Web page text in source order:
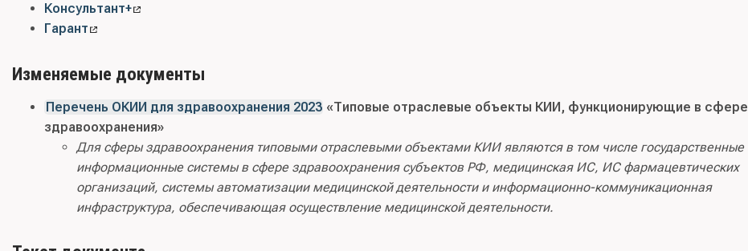
Консультант+
Гарант
Изменяемые документы
Перечень ОКИИ для здравоохранения 2023 «Типовые отраслевые объекты КИИ, функционирующие в сфере
здравоохранения»
Для сферы здравоохранения типовыми отраслевыми объектами КИИ являются в том числе государственные
информационные системы в сфере здравоохранения субъектов РФ, медицинская ИС, ИС фармацевтических
организаций, системы автоматизации медицинской деятельности и информационно-коммуникационная
инфраструктура, обеспечивающая осуществление медицинской деятельности.